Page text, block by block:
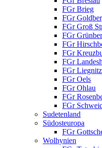
FGr Brieg
FGr
FGr Groß
FGr
FGr
FGr
FGr
FGr Liegnitz
FGr Oels
FGr Ohlau
FGr
FGr
Sudetenland
Südosteuropa
FGr
Wolhynien